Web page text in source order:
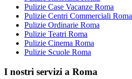
Pulizie Case Vacanze Roma
Pulizie Centri Commerciali Roma
Pulizie Ordinarie Roma
Pulizie Teatri Roma
Pulizie Cinema Roma
Pulizie Scuole Roma
I nostri servizi a Roma